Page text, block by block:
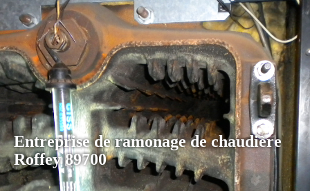
Entreprise de ramonage de chaudière
Roffey 89700